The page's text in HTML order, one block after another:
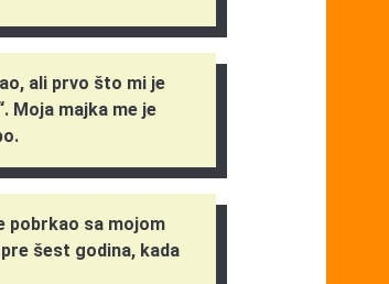
ali prvo što mi je
Moja majka me je
pobrkao sa mojom
šest godina, kada